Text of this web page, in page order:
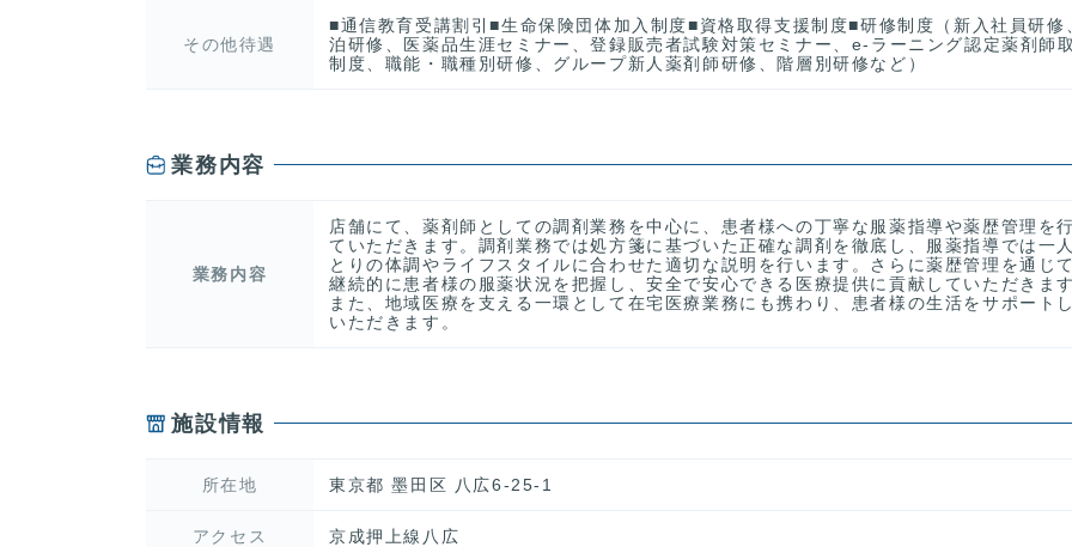
その他待遇
■通信教育受講割引■生命保険団体加入制度■資格取得支援制度■研修制度（新入社員研修
泊研修、医薬品生涯セミナー、登録販売者試験対策セミナー、e-ラーニング認定薬剤師
制度、職能・職種別研修、グループ新人薬剤師研修、階層別研修など）
業務内容
業務内容
店舗にて、薬剤師としての調剤業務を中心に、患者様への丁寧な服薬指導や薬歴管理を
ていただきます。調剤業務では処方箋に基づいた正確な調剤を徹底し、服薬指導では一
とりの体調やライフスタイルに合わせた適切な説明を行います。さらに薬歴管理を通じて
継続的に患者様の服薬状況を把握し、安全で安心できる医療提供に貢献していただきます
また、地域医療を支える一環として在宅医療業務にも携わり、患者様の生活をサポート
いただきます。
施設情報
所在地 東京都 墨田区 八広6-25-1
アクセス 京成押上線八広